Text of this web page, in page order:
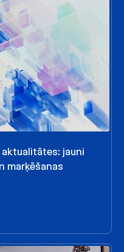
jauni
marķēšanas